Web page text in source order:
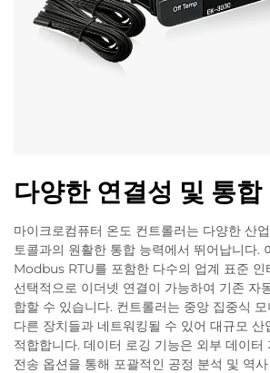
다양한 연결성 및 통합
마이크로컴퓨터 온도 컨트롤러는 다양한 산
토콜과의 원활한 통합 능력에서 뛰어납니다.
Modbus RTU를 포함한 다수의 업계 표준 인
선택적으로 이더넷 연결이 가능하여 기존 자
합할 수 있습니다. 컨트롤러는 중앙 집중식
다른 장치들과 네트워킹될 수 있어 대규모 산
적합합니다. 데이터 로깅 기능은 외부 데이터
전송 옵션을 통해 포괄적인 공정 분석 및 역